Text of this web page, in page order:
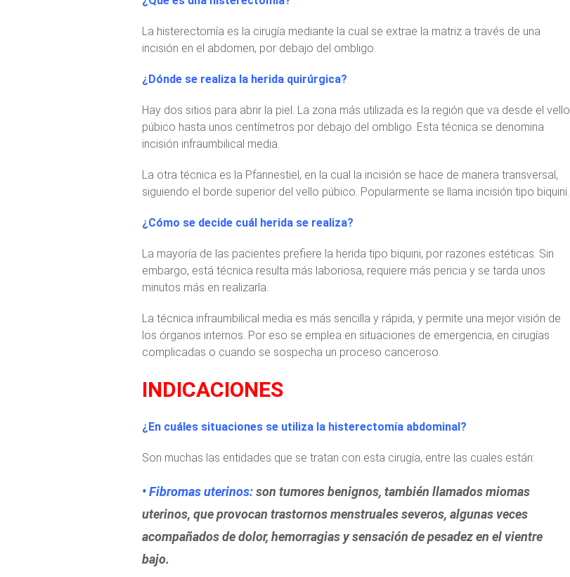
La histerectomía es la cirugía mediante la cual se extrae la matriz a través de una
incisión en el abdomen, por debajo del ombligo.
¿Dónde se realiza la herida quirúrgica?
Hay dos sitios para abrir la piel. La zona más utilizada es la región que va desde el vello
púbico hasta unos centímetros por debajo del ombligo. Esta técnica se denomina
incisión infraumbilical media.
La otra técnica es la Pfannestiel, en la cual la incisión se hace de manera transversal,
siguiendo el borde superior del vello púbico. Popularmente se llama incisión tipo biquini.
¿Cómo se decide cuál herida se realiza?
La mayoría de las pacientes prefiere la herida tipo biquini, por razones estéticas. Sin
embargo, está técnica resulta más laboriosa, requiere más pericia y se tarda unos
minutos más en realizarla.
La técnica infraumbilical media es más sencilla y rápida, y permite una mejor visión de
los órganos internos. Por eso se emplea en situaciones de emergencia, en cirugías
complicadas o cuando se sospecha un proceso canceroso.
INDICACIONES
¿En cuáles situaciones se utiliza la histerectomía abdominal?
Son muchas las entidades que se tratan con esta cirugía, entre las cuales están:
•Fibromas uterinos:son tumores benignos, también llamados miomas
uterinos, que provocan trastornos menstruales severos, algunas veces
acompañados de dolor, hemorragias y sensación de pesadez en el vientre
bajo.